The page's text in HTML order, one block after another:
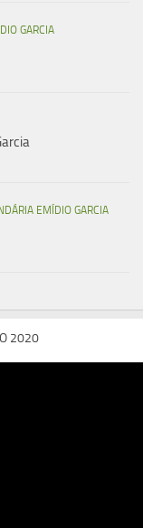
GARCIA
EMÍDIO GARCIA
2020